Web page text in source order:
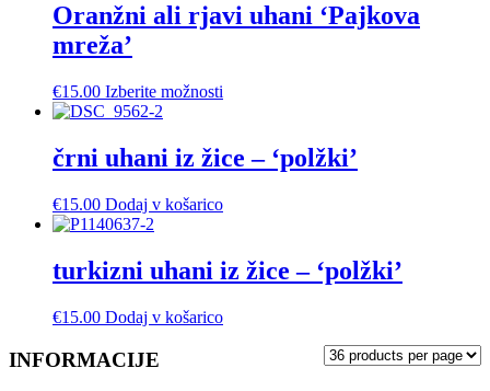
Oranžni ali rjavi uhani ‘Pajkova
mreža’
€15.00 Izberite možnosti
različic.
lahko
strani
izdelka
črni uhani iz žice – ‘polžki’
€15.00 Dodaj v košarico
turkizni uhani iz žice – ‘polžki’
€15.00 Dodaj v košarico
INFORMACIJE